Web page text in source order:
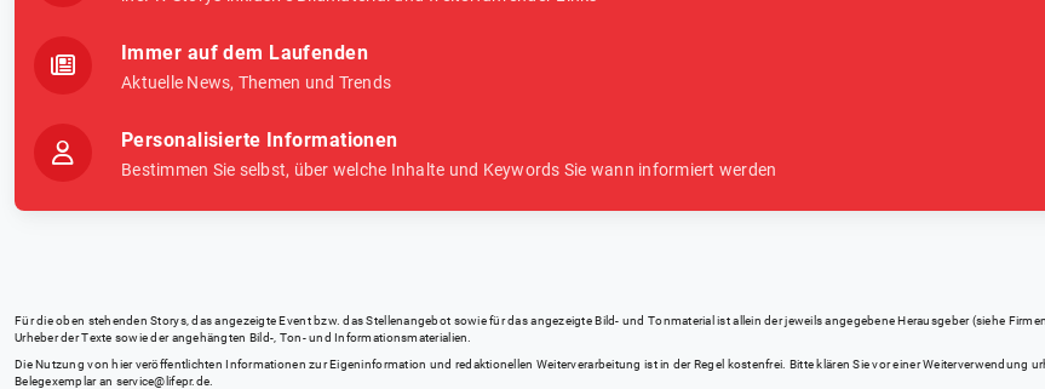
Immer auf dem Laufenden
Aktuelle News, Themen und Trends
Personalisierte Informationen
Bestimmen Sie selbst, über welche Inhalte und Keywords Sie wann informiert werden
Für die oben stehenden Storys, das angezeigte Event bzw. das Stellenangebot sowie für das angezeigte Bild- und Tonmaterial ist allein der jeweils angegebene Herausgeber (siehe
Urheber der Texte sowie der angehängten Bild-, Ton- und Informationsmaterialien.
Die Nutzung von hier veröffentlichten Informationen zur Eigeninformation und redaktionellen Weiterverarbeitung ist in der Regel kostenfrei. Bitte klären Sie vor einer Weiterverwendung
Belegexemplar an service@lifepr.de